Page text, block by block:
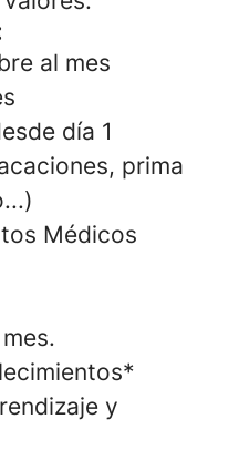
al mes
día 1
prima
Médicos
y